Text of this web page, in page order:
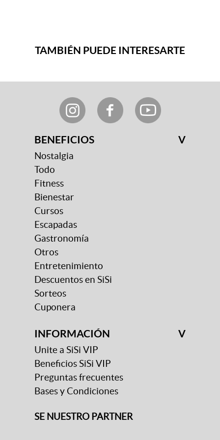
TAMBIÉN PUEDE INTERESARTE
BENEFICIOS V
Nostalgia
Todo
Fitness
Bienestar
Cursos
Escapadas
Gastronomía
Otros
Entretenimiento
Descuentos en SiSi
Sorteos
Cuponera
INFORMACIÓN V
Unite a SiSi VIP
Beneficios SiSi VIP
Preguntas frecuentes
Bases y Condiciones
SE NUESTRO PARTNER